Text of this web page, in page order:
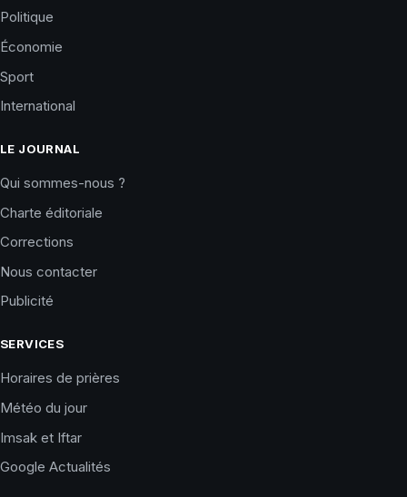
Politique
Économie
Sport
International
LE JOURNAL
Qui sommes-nous ?
Charte éditoriale
Corrections
Nous contacter
Publicité
SERVICES
Horaires de prières
Météo du jour
Imsak et Iftar
Google Actualités